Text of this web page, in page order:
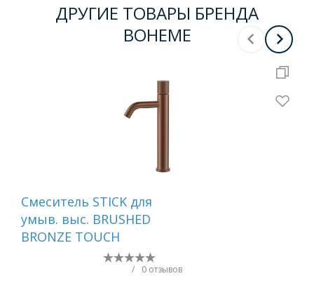
ДРУГИЕ ТОВАРЫ БРЕНДА
BOHEME
Смеситель STICK для
умыв. выс. BRUSHED
BRONZE TOUCH
/ 0 отзывов